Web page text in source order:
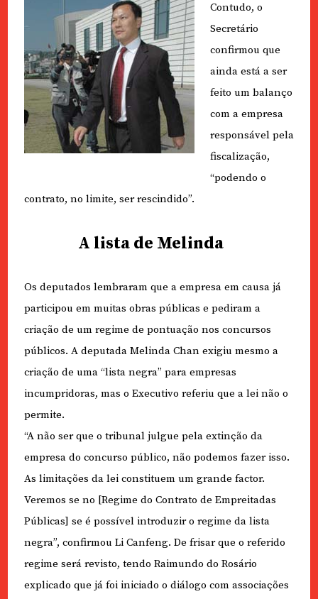
Contudo, o
Secretário
confirmou que
ainda está a ser
feito um balanço
com a empresa
responsável pela
fiscalização,
“podendo o
contrato, no limite, ser rescindido”.
A lista de Melinda
Os deputados lembraram que a empresa em causa já
participou em muitas obras públicas e pediram a
criação de um regime de pontuação nos concursos
públicos. A deputada Melinda Chan exigiu mesmo a
criação de uma “lista negra” para empresas
incumpridoras, mas o Executivo referiu que a lei não o
permite.
“A não ser que o tribunal julgue pela extinção da
empresa do concurso público, não podemos fazer isso.
As limitações da lei constituem um grande factor.
Veremos se no [Regime do Contrato de Empreitadas
Públicas] se é possível introduzir o regime da lista
negra”, confirmou Li Canfeng. De frisar que o referido
regime será revisto, tendo Raimundo do Rosário
explicado que já foi iniciado o diálogo com associações